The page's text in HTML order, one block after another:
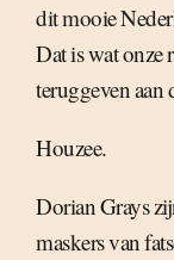
dit mooie
Dat is wat onze
teruggeven aan
Houzee.
Dorian Grays
maskers van